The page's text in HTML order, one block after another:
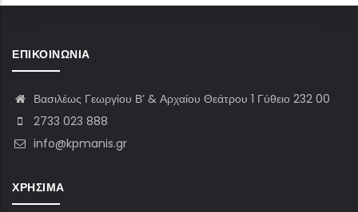
ΕΠΙΚΟΙΝΩΝΊΑ
Βασιλέως Γεωργίου Β’ & Αρχαίου Θεάτρου 1 Γύθειο 232 00
2733 023 888
info@kpmanis.gr
ΧΡΉΣΙΜΑ